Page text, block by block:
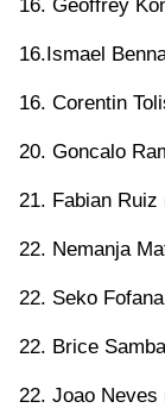
16. Geoffrey
16.Ismael
16. Corentin
20. Goncalo
21. Fabian
22. Nemanja
22. Seko
22. Brice
22. Joao Neves